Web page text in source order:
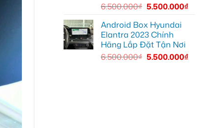
6.500.000₫ 5.500.000₫
Android Box Hyundai
Elantra 2023 Chính
Hãng Lắp Đặt Tận Nơi
6.500.000₫ 5.500.000₫